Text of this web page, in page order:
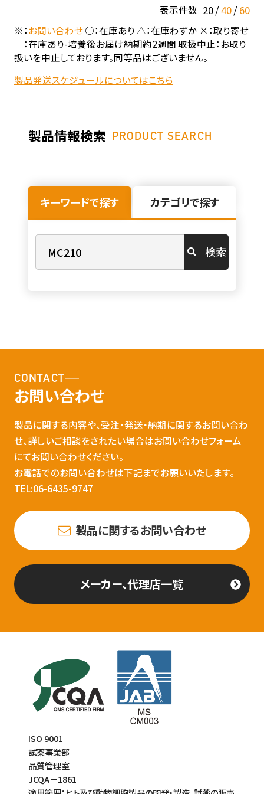
表示件数 20 40 60
※：お問い合わせ○：在庫あり △：在庫わずか ×：取り寄せ
□：在庫あり-培養後お届け納期約2週間 取扱中止：お取り
扱いを中止しております。同等品はございません。
製品発送スケジュールについてはこちら
製品情報検索 PRODUCT SEARCH
キーワードで探す カテゴリで探す
検索
CONTACT
お問い合わせ
製品に関する内容や、受注・発送・納期に関するお問い合わ
せ、詳しいご相談をされたい場合はお問い合わせフォーム
にてお問い合わせください。
お電話でのお問い合わせは下記までお願いいたします。
TEL:06-6435-9747
製品に関するお問い合わせ
メーカー、代理店一覧
ISO 9001
試薬事業部
品質管理室
JCQA－1861